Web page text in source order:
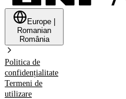
Europe
Romanian
România
Politica de
confidențialitate
Termeni de
utilizare